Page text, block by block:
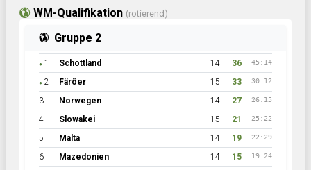
WM-Qualifikation (rotierend)
Gruppe 2
● 1 Schottland 14 36 45:14
● 2 Färöer 15 33 30:12
3 Norwegen 14 27 26:15
4 Slowakei 15 21 25:22
5 Malta 14 19 22:29
6 Mazedonien 14 15 19:24